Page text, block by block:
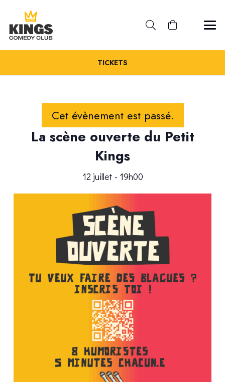
TICKETS
Cet évènement est passé.
La scène ouverte du Petit
Kings
12 juillet - 19h00